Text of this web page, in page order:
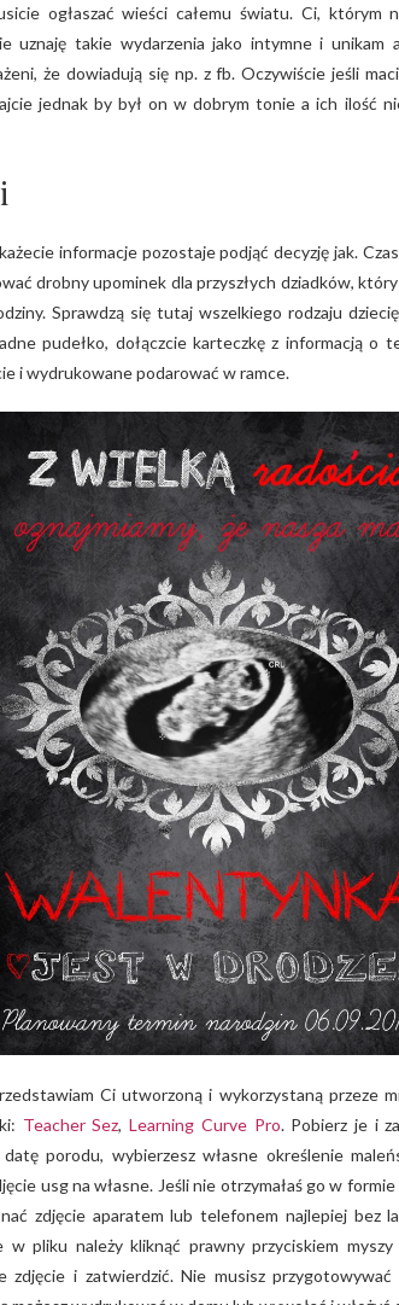
ogłaszać wieści całemu światu. Ci, którym
uznaję takie wydarzenia jako intymne i unikam
że dowiadują się np. z fb. Oczywiście jeśli
jednak by był on w dobrym tonie a ich ilość
informacje pozostaje podjąć decyzję jak.
drobny upominek dla przyszłych dziadków,
Sprawdzą się tutaj wszelkiego rodzaju
pudełko, dołączcie karteczkę z informacją
i wydrukowane podarować w ramce.
Ci utworzoną i wykorzystaną przeze
Teacher Sez,Learning Curve Pro. Pobierz je i
porodu, wybierzesz własne określenie
usg na własne. Jeśli nie otrzymałaś go w
zdjęcie aparatem lub telefonem najlepiej bez
pliku należy kliknąć prawny przyciskiem myszy
zdjęcie i zatwierdzić. Nie musisz